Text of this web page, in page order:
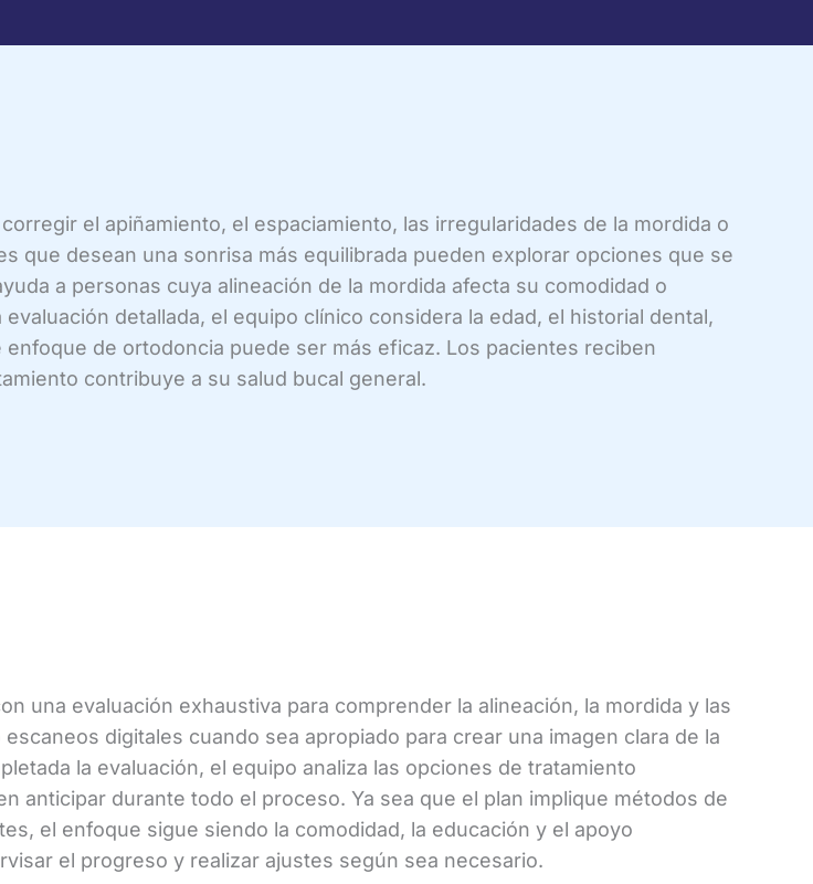
el apiñamiento, el espaciamiento, las irregularidades de la mordida o
que desean una sonrisa más equilibrada pueden explorar opciones que se
a personas cuya alineación de la mordida afecta su comodidad o
detallada, el equipo clínico considera la edad, el historial dental,
de ortodoncia puede ser más eficaz. Los pacientes reciben
contribuye a su salud bucal general.
una evaluación exhaustiva para comprender la alineación, la mordida y las
digitales cuando sea apropiado para crear una imagen clara de la
la evaluación, el equipo analiza las opciones de tratamiento
anticipar durante todo el proceso. Ya sea que el plan implique métodos de
el enfoque sigue siendo la comodidad, la educación y el apoyo
el progreso y realizar ajustes según sea necesario.